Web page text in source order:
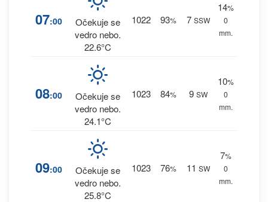
07:00
Očekuje se
vedro nebo.
22.6°C
1022 93% 7 SSW
14%
0
mm.
08:00
Očekuje se
vedro nebo.
24.1°C
1023 84% 9 SW
10%
0
mm.
09:00
Očekuje se
vedro nebo.
25.8°C
1023 76% 11 SW
7%
0
mm.